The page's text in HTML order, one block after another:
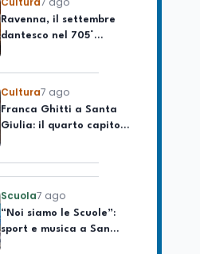
celebrare il governo più
longevo dell’Italia
repubblicana
Ravenna, il settembre
dantesco nel 705°
anniversario della morte
Cultura7 ago
Franca Ghitti a Santa
Giulia: il quarto capitolo
dei Palcoscenici
Scuola7 ago
“Noi siamo le Scuole”:
sport e musica a San
Miniato, STEM a Lerici